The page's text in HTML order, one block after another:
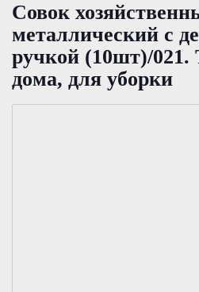
Совок
металлический с
ручкой (10шт)/021.
дома, для уборки